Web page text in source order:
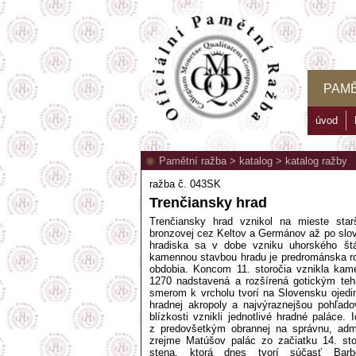
úvod
Pamětní ražba> katalog > katalog ražby
ražba č. 043SK
Trenčiansky hrad
Trenčiansky hrad vznikol na mieste
bronzovej cez Keltov a Germánov až po
hradiska sa v dobe vzniku uhorského
kamennou stavbou hradu je predrománska
obdobia. Koncom 11. storočia vznikla
1270 nadstavená a rozšírená gotickým
smerom k vrcholu tvorí na Slovensku
hradnej akropoly a najvýraznejšou
blízkosti vznikli jednotlivé hradné
z predovšetkým obrannej na správnu,
zrejme Matúšov palác zo začiatku 14.
stena, ktorá dnes tvorí súčasť